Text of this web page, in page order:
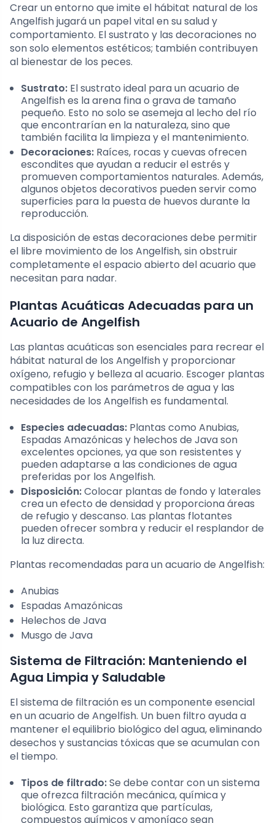
Crear un entorno que imite el hábitat natural de los
Angelfish jugará un papel vital en su salud y
comportamiento. El sustrato y las decoraciones no
son solo elementos estéticos; también contribuyen
al bienestar de los peces.
Sustrato: El sustrato ideal para un acuario de
Angelfish es la arena fina o grava de tamaño
pequeño. Esto no solo se asemeja al lecho del río
que encontrarían en la naturaleza, sino que
también facilita la limpieza y el mantenimiento.
Decoraciones: Raíces, rocas y cuevas ofrecen
escondites que ayudan a reducir el estrés y
promueven comportamientos naturales. Además,
algunos objetos decorativos pueden servir como
superficies para la puesta de huevos durante la
reproducción.
La disposición de estas decoraciones debe permitir
el libre movimiento de los Angelfish, sin obstruir
completamente el espacio abierto del acuario que
necesitan para nadar.
Plantas Acuáticas Adecuadas para un
Acuario de Angelfish
Las plantas acuáticas son esenciales para recrear el
hábitat natural de los Angelfish y proporcionar
oxígeno, refugio y belleza al acuario. Escoger plantas
compatibles con los parámetros de agua y las
necesidades de los Angelfish es fundamental.
Especies adecuadas: Plantas como Anubias,
Espadas Amazónicas y helechos de Java son
excelentes opciones, ya que son resistentes y
pueden adaptarse a las condiciones de agua
preferidas por los Angelfish.
Disposición:Colocar plantas de fondo y laterales
crea un efecto de densidad y proporciona áreas
de refugio y descanso. Las plantas flotantes
pueden ofrecer sombra y reducir el resplandor de
la luz directa.
Plantas recomendadas para un acuario de Angelfish:
Anubias
Espadas Amazónicas
Helechos de Java
Musgo de Java
Sistema de Filtración: Manteniendo el
Agua Limpia y Saludable
El sistema de filtración es un componente esencial
en un acuario de Angelfish. Un buen filtro ayuda a
mantener el equilibrio biológico del agua, eliminando
desechos y sustancias tóxicas que se acumulan con
el tiempo.
Tipos de filtrado:Se debe contar con un sistema
que ofrezca filtración mecánica, química y
biológica. Esto garantiza que partículas,
compuestos químicos y amoníaco sean